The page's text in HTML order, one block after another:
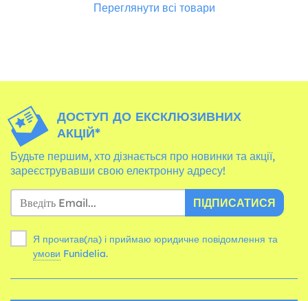
Переглянути всі товари
ДОСТУП ДО ЕКСКЛЮЗИВНИХ
АКЦІЙ*
Будьте першим, хто дізнається про новинки та акції,
зареєструвавши свою електронну адресу!
ПІДПИСАТИСЯ
Я прочитав(ла) і приймаю юридичне повідомлення та
умови Funidelia.